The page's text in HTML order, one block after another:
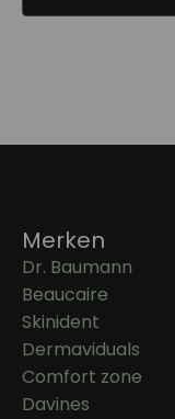
Merken
Dr. Baumann
Beaucaire
Skinident
Dermaviduals
Comfort zone
Davines